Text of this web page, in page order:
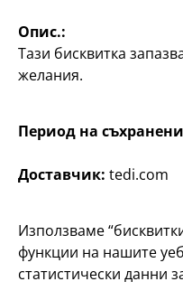
Опис.:
Тази бисквитка
желания.
Период на
Доставчик: tedi.com
Използваме
функции на нашите
статистически данни